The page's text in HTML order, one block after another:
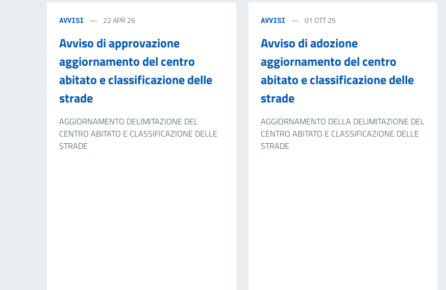
AVVISI 22 APR 26
Avviso di approvazione
aggiornamento del centro
abitato e classificazione delle
strade
AGGIORNAMENTO DELIMITAZIONE DEL
CENTRO ABITATO E CLASSIFICAZIONE DELLE
STRADE
AVVISI 01 OTT 25
Avviso di adozione
aggiornamento del centro
abitato e classificazione delle
strade
AGGIORNAMENTO DELLA DELIMITAZIONE DEL
CENTRO ABITATO E CLASSIFICAZIONE DELLE
STRADE